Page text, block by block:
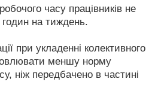
часу працівників не
на тиждень.
при укладенні колективного
меншу норму
ніж передбачено в частині